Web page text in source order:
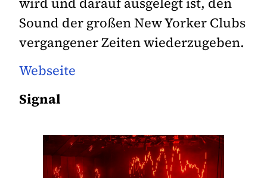
Sound der großen New Yorker Clubs
vergangener Zeiten wiederzugeben.
Webseite
Signal